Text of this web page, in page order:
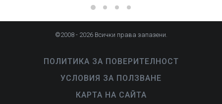
©2008 - 2026 Всички права запазени.
ПОЛИТИКА ЗА ПОВЕРИТЕЛНОСТ
УСЛОВИЯ ЗА ПОЛЗВАНЕ
КАРТА НА САЙТА